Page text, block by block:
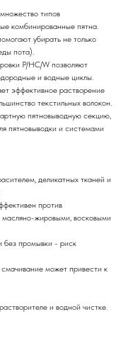
типов
комбинированные пятна.
убирать не только
пота).
P/HC/W позволяют
и водные циклы.
эффективное растворение
текстильных волокон.
пятновыводную секцию,
пятновыводки и системами
деликатных тканей и
против
масляно-жировыми, восковыми
без промывки - риск
может привести к
и водной чистке.